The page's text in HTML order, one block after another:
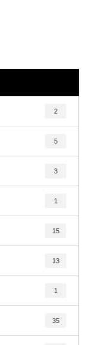
2
5
3
1
15
13
1
35